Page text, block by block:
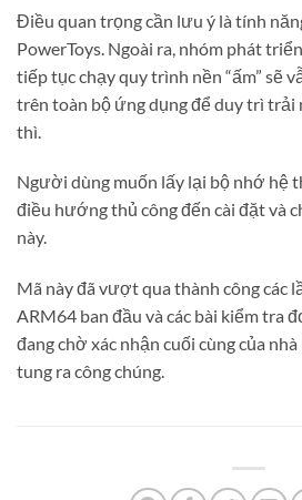
Điều quan trọng cần lưu ý là tính
PowerToys. Ngoài ra, nhóm phát
tiếp tục chạy quy trình nền “ấm” sẽ
trên toàn bộ ứng dụng để duy trì
thì.
Người dùng muốn lấy lại bộ nhớ hệ
điều hướng thủ công đến cài đặt và
này.
Mã này đã vượt qua thành công các
ARM64 ban đầu và các bài kiểm tra
đang chờ xác nhận cuối cùng của
tung ra công chúng.